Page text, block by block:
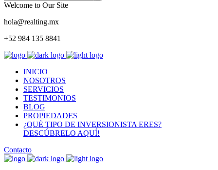
Welcome to Our Site
hola@realting.mx
+52 984 135 8841
INICIO
NOSOTROS
SERVICIOS
TESTIMONIOS
BLOG
PROPIEDADES
¿QUÉ TIPO DE INVERSIONISTA ERES?
DESCÚBRELO AQUÍ!
Contacto